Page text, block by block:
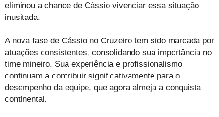
eliminou a chance de Cássio vivenciar essa situação
inusitada.
A nova fase de Cássio no Cruzeiro tem sido marcada por
atuações consistentes, consolidando sua importância no
time mineiro. Sua experiência e profissionalismo
continuam a contribuir significativamente para o
desempenho da equipe, que agora almeja a conquista
continental.